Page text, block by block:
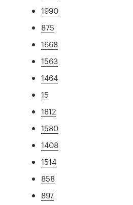
1990
875
1668
1563
1464
15
1812
1580
1408
1514
858
897